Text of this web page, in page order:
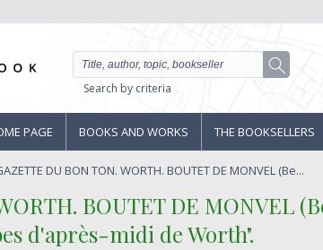
Search by criteria
PAGE BOOKS AND WORKS THE BOOKSELLERS
DU BON TON. WORTH. BOUTET DE MONVEL (Be...
BOUTET DE MONVEL
d'après-midi de Worth".